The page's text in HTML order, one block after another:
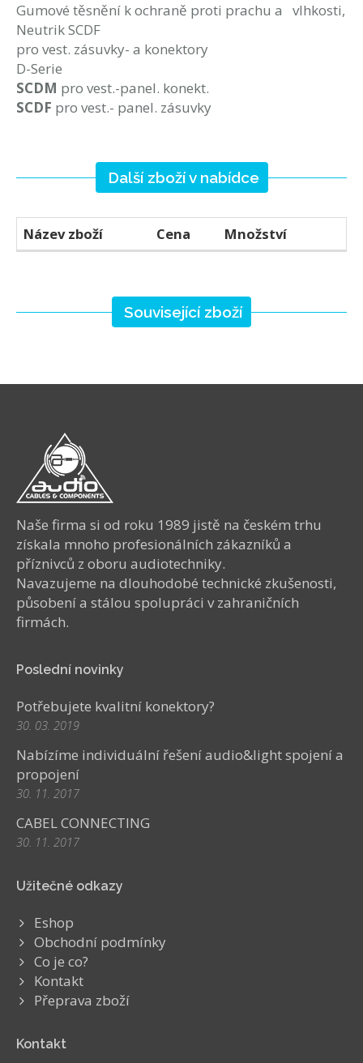
Gumové těsnění k ochraně proti prachu a vlhkosti,
Neutrik SCDF
pro vest. zásuvky- a konektory
D-Serie
SCDM pro vest.-panel. konekt.
SCDF pro vest.- panel. zásuvky
Další zboží v nabídce
Název zboží Cena Množství
Související zboží
Naše firma si od roku 1989 jistě na českém trhu
získala mnoho profesionálních zákazníků a
příznivců z oboru audiotechniky.
Navazujeme na dlouhodobé technické zkušenosti,
působení a stálou spolupráci v zahraničních
firmách.
Poslední novinky
Potřebujete kvalitní konektory?
30. 03. 2019
Nabízíme individuální řešení audio&light spojení a
propojení
30. 11. 2017
CABEL CONNECTING
30. 11. 2017
Užitečné odkazy
Eshop
Obchodní podmínky
Co je co?
Kontakt
Přeprava zboží
Kontakt